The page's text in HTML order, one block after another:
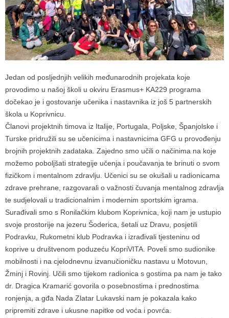
Jedan od posljednjih velikih međunarodnih projekata koje
provodimo u našoj školi u okviru Erasmus+ KA229 programa
dočekao je i gostovanje učenika i nastavnika iz još 5 partnerskih
škola u Koprivnicu.
Članovi projektnih timova iz Italije, Portugala, Poljske, Španjolske i
Turske pridružili su se učenicima i nastavnicima GFG u provođenju
brojnih projektnih zadataka. Zajedno smo učili o načinima na koje
možemo poboljšati strategije učenja i poučavanja te brinuti o svom
fizičkom i mentalnom zdravlju. Učenici su se okušali u radionicama
zdrave prehrane, razgovarali o važnosti čuvanja mentalnog zdravlja
te sudjelovali u tradicionalnim i modernim sportskim igrama.
Surađivali smo s Ronilačkim klubom Koprivnica, koji nam je ustupio
svoje prostorije na jezeru Šoderica, šetali uz Dravu, posjetili
Podravku, Rukometni klub Podravka i izrađivali tjesteninu od
koprive u društvenom poduzeću KopriVITA. Poveli smo sudionike
mobilnosti i na cjelodnevnu izvanučioničku nastavu u Motovun,
Žminj i Rovinj. Učili smo tijekom radionica s gostima pa nam je tako
dr. Dragica Kramarić govorila o posebnostima i prednostima
ronjenja, a gđa Nada Zlatar Lukavski nam je pokazala kako
pripremiti zdrave i ukusne napitke od voća i povrća.